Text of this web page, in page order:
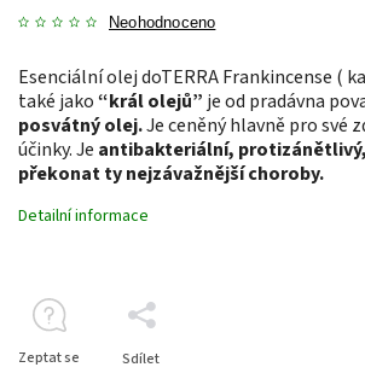
Neohodnoceno
Esenciální olej doTERRA Frankincense (
také jako“král olejů”je od pradávna
posvátný olej.Je ceněný hlavně pro své
účinky. Je antibakteriální,
překonat ty nejzávažnější choroby.
Detailní informace
Zeptat se Sdílet